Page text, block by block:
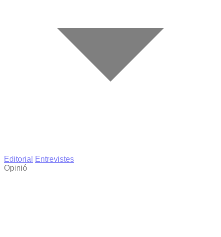
Editorial
Entrevistes
Opinió